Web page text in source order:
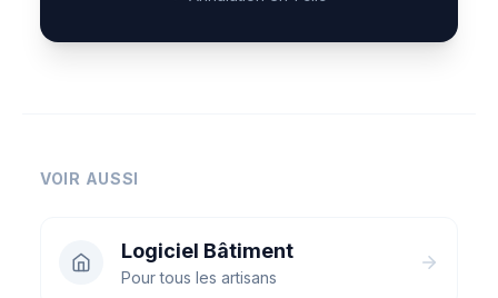
VOIR AUSSI
Logiciel Bâtiment
Pour tous les artisans